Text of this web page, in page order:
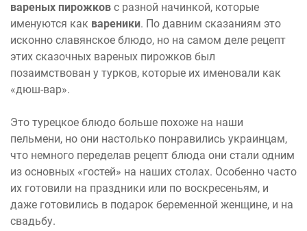
вареных пирожков с разной начинкой, которые
именуются как вареники. По давним сказаниям это
исконно славянское блюдо, но на самом деле рецепт
этих сказочных вареных пирожков был
позаимствован у турков, которые их именовали как
«дюш-вар».
Это турецкое блюдо больше похоже на наши
пельмени, но они настолько понравились украинцам,
что немного переделав рецепт блюда они стали одним
из основных «гостей» на наших столах. Особенно часто
их готовили на праздники или по воскресеньям, и
даже готовились в подарок беременной женщине, и на
свадьбу.